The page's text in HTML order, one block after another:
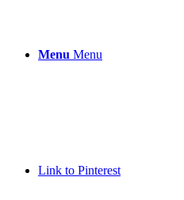
Menu Menu
Link to Pinterest